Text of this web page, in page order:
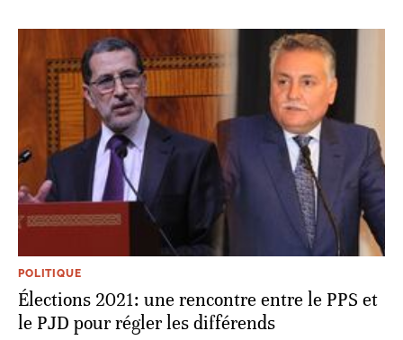
POLITIQUE
Élections 2021: une rencontre entre le PPS et
le PJD pour régler les différends